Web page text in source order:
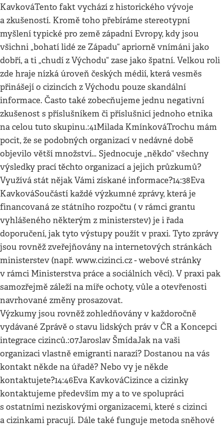
KavkováTento fakt vychází z historického vývoje
a zkušeností. Kromě toho přebíráme stereotypní
myšlení typické pro země západní Evropy, kdy jsou
všichni „bohatí lidé ze Západu“ apriorně vnímáni jako
dobří, a ti „chudí z Východu“ zase jako špatní. Velkou roli
zde hraje nízká úroveň českých médií, která vesměs
přinášejí o cizincích z Východu pouze skandální
informace. Často také zobecňujeme jednu negativní
zkušenost s příslušníkem či příslušnicí jednoho etnika
na celou tuto skupinu.:41Milada KmínkováTrochu mám
pocit, že se podobných organizací v nedávné době
objevilo větší množství… Sjednocuje „někdo“ všechny
výsledky prací těchto organizací a jejich průzkumů?
Využívá stát nějak Vámi získané informace?14:38Eva
KavkováSoučástí každé výzkumné zprávy, která je
financovaná ze státního rozpočtu ( v rámci grantu
vyhlášeného některým z ministerstev) je i řada
doporučení, jak tyto výstupy použít v praxi. Tyto zprávy
jsou rovněž zveřejňovány na internetových stránkách
ministerstev (např. www.cizinci.cz - webové stránky
v rámci Ministerstva práce a sociálních věcí). V praxi pak
samozřejmě záleží na míře ochoty, vůle a otevřenosti
navrhované změny prosazovat.
Výzkumy jsou rovněž zohledňovány v každoročně
vydávané Zprávě o stavu lidských práv v ČR a Koncepci
integrace cizinců.:07Jaroslav ŠmídaJak na vaši
organizaci vlastně emigranti narazí? Dostanou na vás
kontakt někde na úřadě? Nebo vy je někde
kontaktujete?14:46Eva KavkováCizince a cizinky
kontaktujeme především my a to ve spolupráci
s ostatními neziskovými organizacemi, které s cizinci
a cizinkami pracují. Dále také funguje metoda sněhové